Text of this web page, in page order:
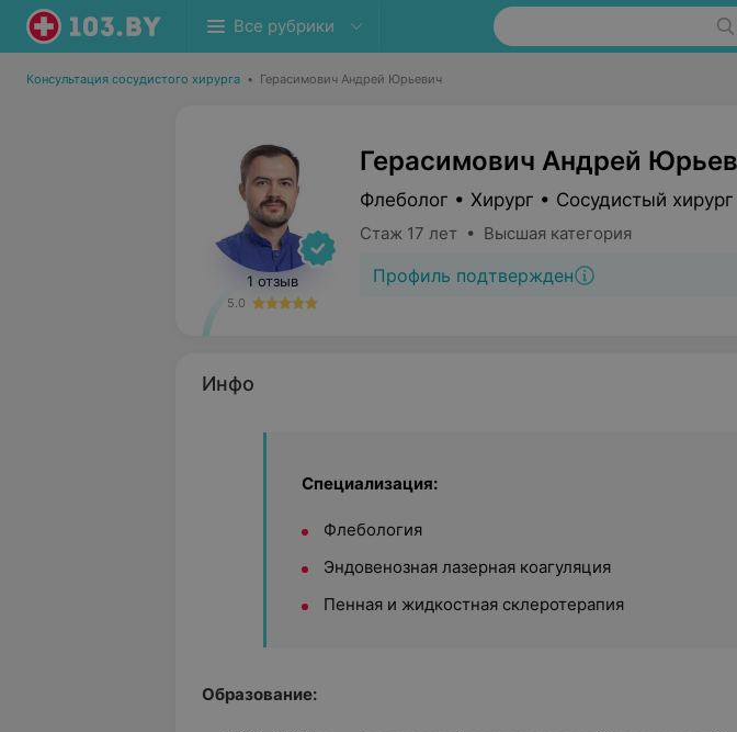
Все рубрики
Консультация сосудистого хирурга • Герасимович Андрей Юрьевич
1 отзыв
5.0
Герасимович Андрей
Флеболог • Хирург • Сосудистый хирург
Стаж 17 лет • Высшая категория
Профиль подтвержден
Инфо
Специализация:
Флебология
Эндовенозная лазерная коагуляция
Пенная и жидкостная склеротерапия
Образование: